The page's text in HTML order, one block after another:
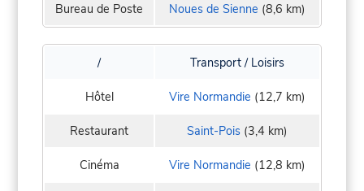
Bureau de Poste Noues de Sienne (8,6 km)
/ Transport / Loisirs
Hôtel Vire Normandie (12,7 km)
Restaurant Saint-Pois (3,4 km)
Cinéma Vire Normandie (12,8 km)